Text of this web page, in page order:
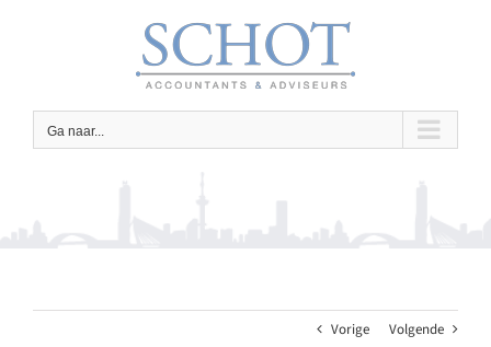
Ga naar...
Vorige Volgende